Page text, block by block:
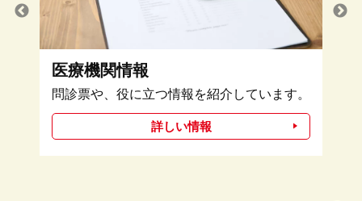
介しています。
地震や大雪に備えるための情報
ます。